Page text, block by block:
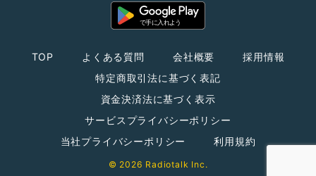
TOP よくある質問 会社概要
採用情報
特定商取引法に基づく表記
資金決済法に基づく表示
サービスプライバシーポリシー
当社プライバシーポリシー
利用規約
© 2026 Radiotalk Inc.